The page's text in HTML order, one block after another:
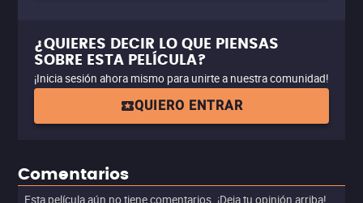
¿QUIERES DECIR LO QUE PIENSAS
SOBRE ESTA PELÍCULA?
¡Inicia sesión ahora mismo para unirte a nuestra comunidad!
QUIERO ENTRAR
Comentarios
Esta película aún no tiene comentarios. ¡Deja tu opinión arriba!